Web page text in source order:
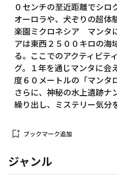
０センチの至近距離でシロ
オーロラや、犬ぞりの超
楽園ミクロネシア マンタ
アは東西２５００キロの海
る。ここでのアクティビテ
グ。１年を通じマンタに会
度６０メートルの「マンタ
さらに、神秘の水上遺跡ナ
繰り出し、ミステリー気分
bookmark_add ブックマーク追加
ジャンル